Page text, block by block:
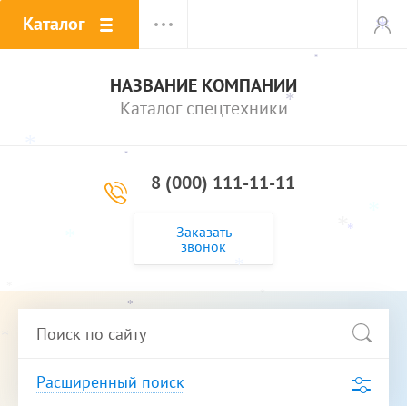
*
*
*
*
*
*
*
*
Каталог
НАЗВАНИЕ КОМПАНИИ
Каталог спецтехники
8 (000) 111-11-11
Заказать
звонок
Расширенный поиск